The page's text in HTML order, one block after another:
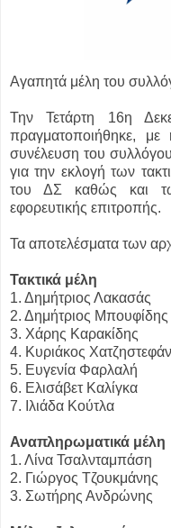
Αγαπητά μέλη του
Την Τετάρτη 16η
πραγματοποιήθηκε, με
συνέλευση του
για την εκλογή των
του ΔΣ καθώς και
εφορευτικής επιτροπής.
Τα αποτελέσματα των
Τακτικά μέλη
1. Δημήτριος Λακασάς
2. Δημήτριος Μπουφίδης
3. Χάρης Καρακίδης
4. Κυριάκος
5. Ευγενία Φαρλαλή
6. Ελισάβετ Καλίγκα
7. Ιλιάδα Κούτλα
Αναπληρωματικά μέλη
1. Λίνα Τσαλνταμπάση
2. Γιώργος Τζουκμάνης
3. Σωτήρης Ανδρώνης